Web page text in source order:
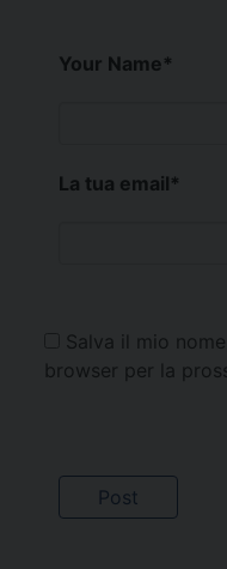
Your Name*
La tua email*
Salva il mio
browser per la